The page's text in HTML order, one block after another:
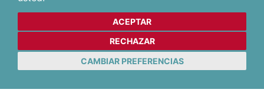
ACEPTAR
RECHAZAR
CAMBIAR PREFERENCIAS